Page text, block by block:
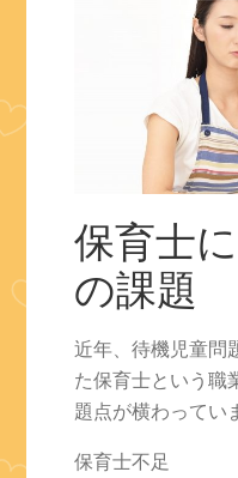
保育士
の課題
近年、待機児童問
た保育士という職
題点が横わってい
保育士不足